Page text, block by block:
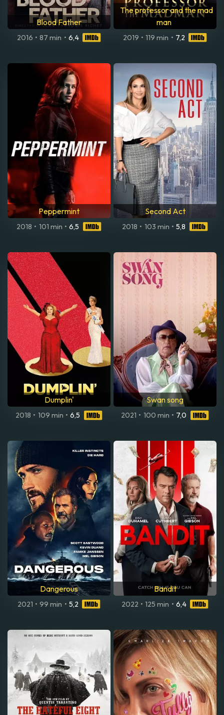
Blood Father
2016 • 87 min • 6,4
The professor and the mad
man
2019 • 119 min • 7,2
Peppermint
2018 • 101 min • 6,5
Second Act
2018 • 103 min • 5,8
Dumplin'
2018 • 109 min • 6,5
Swan song
2021 • 100 min • 7,0
Dangerous
2021 • 99 min • 5,2
Bandit
2022 • 125 min • 6,4